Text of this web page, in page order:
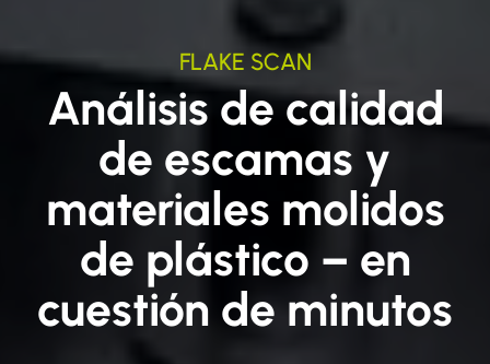
FLAKE SCAN
Análisis de calidad
de escamas y
materiales molidos
de plástico – en
cuestión de minutos